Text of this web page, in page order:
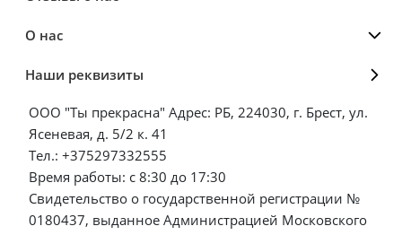
О нас
Наши реквизиты
ООО "Ты прекрасна" Адрес: РБ, 224030, г. Брест, ул.
Ясеневая, д. 5/2 к. 41
Тел.: +375297332555
Время работы: с 8:30 до 17:30
Свидетельство о государственной регистрации №
0180437, выданное Администрацией Московского